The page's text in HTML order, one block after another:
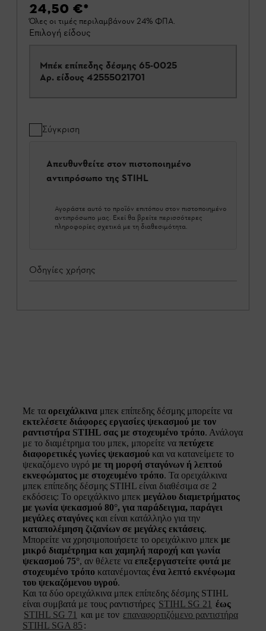
24,50 €*
Όλες οι τιμές περιλαμβάνουν 24% ΦΠΑ.
Επιλογή είδους
Μπέκ επίπεδης δέσμης 65-0025
Αρ. είδους 42555021701
Σύγκριση
Απευθυνθείτε στον πιστοποιημένο
αντιπρόσωπο της STIHL
Αγοράστε αυτό το προϊόν επιτόπου στον πιστοποιημένο
αντιπρόσωπο μας. Εκεί θα βρείτε περισσότερες
πληροφορίες σχετικά με τη διαθεσιμότητα.
Οδηγίες χρήσης
Με τα ορειχάλκινα μπεκ επίπεδης δέσμης μπορείτε να
εκτελέσετε διάφορες εργασίες ψεκασμού με τον
ραντιστήρα STIHL σας με στοχευμένο τρόπο. Ανάλογα
με το διαμέτρημα του μπεκ, μπορείτε να πετύχετε
διαφορετικές γωνίες ψεκασμού και να κατανείμετε το
ψεκαζόμενο υγρό με τη μορφή σταγόνων ή λεπτού
εκνεφώματος με στοχευμένο τρόπο. Τα ορειχάλκινα
μπεκ επίπεδης δέσμης STIHL είναι διαθέσιμα σε 2
εκδόσεις: Το ορειχάλκινο μπεκ μεγάλου διαμετρήματος
με γωνία ψεκασμού 80°, για παράδειγμα, παράγει
μεγάλες σταγόνες και είναι κατάλληλο για την
καταπολέμηση ζιζανίων σε μεγάλες εκτάσεις.
Μπορείτε να χρησιμοποιήσετε το ορειχάλκινο μπεκ με
μικρό διαμέτρημα και χαμηλή παροχή και γωνία
ψεκασμού 75°, αν θέλετε να επεξεργαστείτε φυτά με
στοχευμένο τρόπο κατανέμοντας ένα λεπτό εκνέφωμα
του ψεκαζόμενου υγρού.
Και τα δύο ορειχάλκινα μπεκ επίπεδης δέσμης STIHL
είναι συμβατά με τους ραντιστήρες STIHL SG 21 έως
STIHL SG 71 και με τον επαναφορτιζόμενο ραντιστήρα
STIHL SGA 85 :